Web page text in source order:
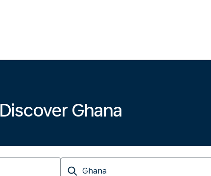
Discover Ghana
Arriving
at